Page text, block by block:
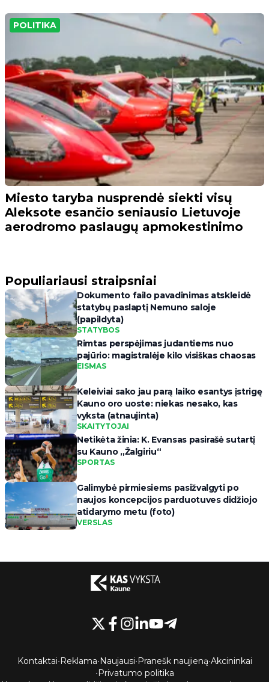
POLITIKA
Miesto taryba nusprendė siekti visų
Aleksote esančio seniausio Lietuvoje
aerodromo paslaugų apmokestinimo
Populiariausi straipsniai
Dokumento failo pavadinimas atskleidė
statybų paslaptį Nemuno saloje
(papildyta)
STATYBOS
Rimtas perspėjimas judantiems nuo
pajūrio: magistralėje kilo visiškas chaosas
EISMAS
Keleiviai sako jau parą laiko esantys įstrigę
Kauno oro uoste: niekas nesako, kas
vyksta (atnaujinta)
SKAITYTOJAI
Netikėta žinia: K. Evansas pasirašė sutartį
su Kauno „Žalgiriu“
SPORTAS
Galimybė pirmiesiems pasižvalgyti po
naujos koncepcijos parduotuves didžiojo
atidarymo metu (foto)
VERSLAS
Kontaktai•Reklama•Naujausi•Pranešk naujieną•Akcininkai
•Privatumo politika